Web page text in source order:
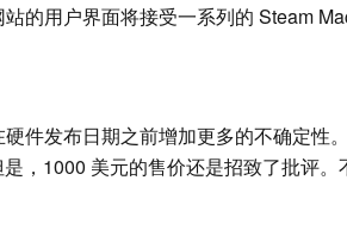
的用户界面将接受一系列的 Steam
件发布日期之前增加更多的不确定性
，1000 美元的售价还是招致了批评。